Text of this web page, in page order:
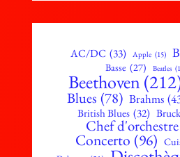
AC/DC (33) Apple (15)
Basse (27) Beatles
Beethoven
Blues (78) Brahms
British Blues (32)
Chef d'orchestre
Concerto (96)